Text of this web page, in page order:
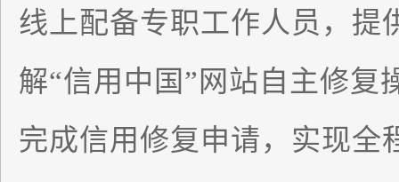
线上配备专职工作人员，提
解“信用中国”网站自主修复
完成信用修复申请，实现全